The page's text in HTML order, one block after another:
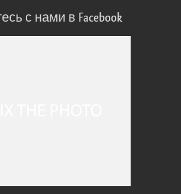
с нами в Facebook